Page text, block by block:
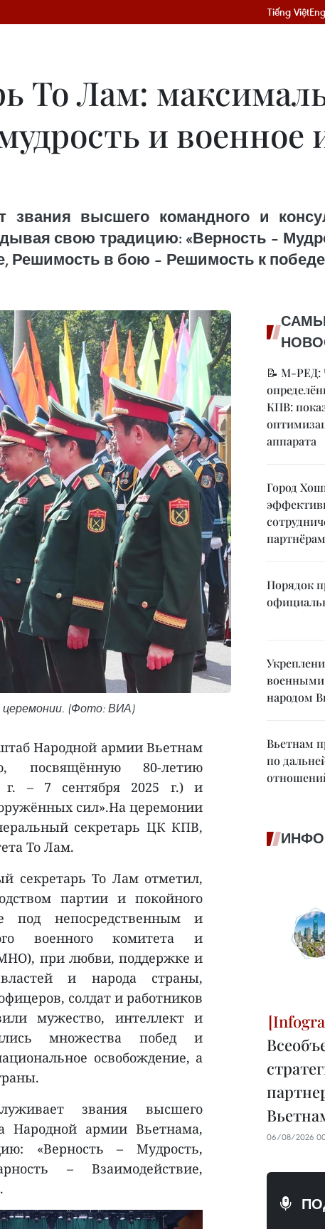
Tiếng Việt
То Лам:
и военное
высшего командного и
свою традицию: «Верность –
Решимость в бою – Решимость к
церемонии. (Фото: ВИА)
Народной армии Вьетнам
посвящённую 80-летию
г. – 7 сентября 2025 г.) и
сил».На церемонии
секретарь ЦК КПВ,
То Лам.
секретарь То Лам отметил,
партии и покойного
непосредственным и
военного комитета и
при любви, поддержке и
и народа страны,
солдат и работников
мужество, интеллект и
множества побед и
освобождение, а
звания высшего
Народной армии Вьетнама,
«Верность – Мудрость,
– Взаимодействие,
📝 М-РЕД:
КПВ:
аппарата
Город
Порядок
военными
народом
Вьетнам
по
06/08/2026